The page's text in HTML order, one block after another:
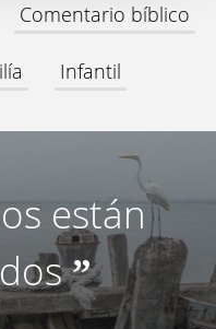
Comentario bíblico
Infantil
están
”